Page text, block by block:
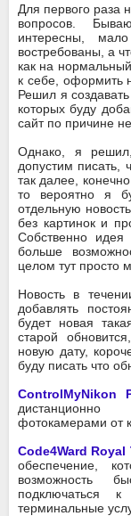
Для первого раза
вопросов.
интересны,
востребованы, а
как на
к себе, оформить
Решил я
которых буду
сайт по причине
Однако, я
допустим писать,
так далее,
то вероятно я
отдельную
без картинок и
Собственно
больше
целом тут просто
Новость в
добавлять
будет новая
старой
новую дату,
буду писать что
ControlMyNikon
фотокамерами от
Code4Ward
обеспечение,
возможность
подключаться
терминальные